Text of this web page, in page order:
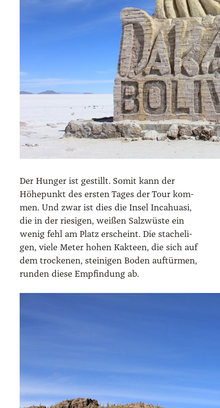
Der Hun­ger ist gestillt. Somit kann der
Höhe­punkt des ers­ten Tages der Tour kom­
men. Und zwar ist dies die Insel Inca­hua­si,
die in der rie­si­gen, wei­ßen Salz­wüs­te ein
wenig fehl am Platz erscheint. Die sta­che­li­
gen, vie­le Meter hohen Kak­teen, die sich auf
dem tro­cke­nen, stei­ni­gen Boden auf­tür­men,
run­den die­se Emp­fin­dung ab.